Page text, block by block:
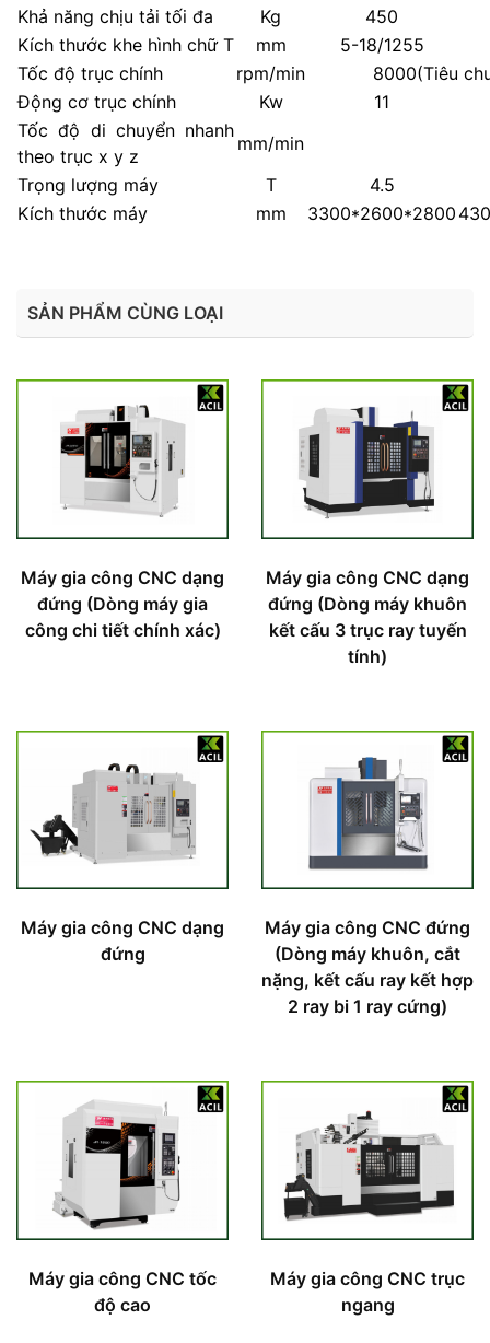
Khả năng chịu tải tối đa
Kg
450
Kích thước khe hình chữ T
mm
5-18/1255
Tốc độ trục chính
rpm/min
8000(Tiêu
Động cơ trục chính
Kw
11
Tốc độ di chuyển nhanh
theo trục x y z
mm/min
Trọng lượng máy
T
4.5
Kích thước máy
mm 3300*2600*2800
SẢN PHẨM CÙNG LOẠI
Máy gia công CNC dạng
đứng (Dòng máy gia
công chi tiết chính xác)
Máy gia công CNC dạng
đứng (Dòng máy khuôn
kết cấu 3 trục ray tuyến
tính)
Máy gia công CNC dạng
đứng
Máy gia công CNC đứng
(Dòng máy khuôn, cắt
nặng, kết cấu ray kết hợp
2 ray bi 1 ray cứng)
Máy gia công CNC tốc
độ cao
Máy gia công CNC trục
ngang